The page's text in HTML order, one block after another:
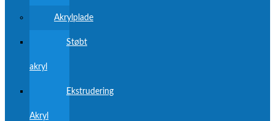
Akrylplade
Støbt
akryl
Ekstrudering
Akryl